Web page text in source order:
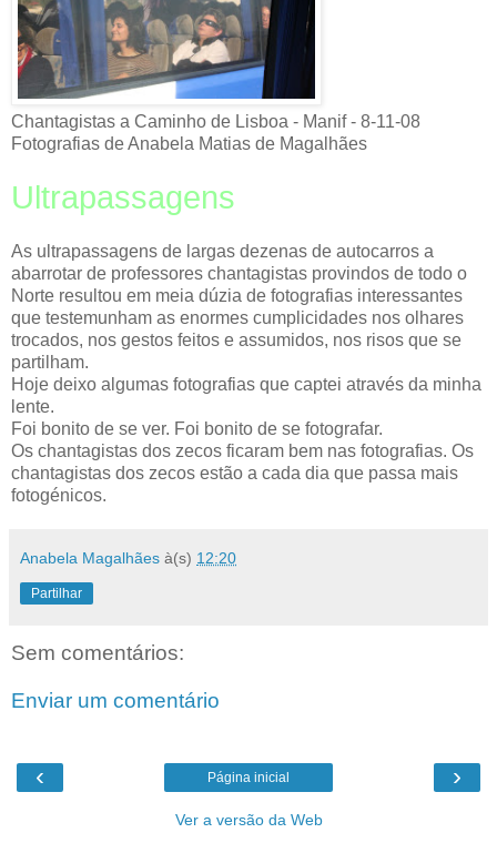
Chantagistas a Caminho de Lisboa - Manif- 8-11-08
Fotografias de Anabela Matias de Magalhães
Ultrapassagens
As ultrapassagens de largas dezenas de autocarros a
abarrotar de professores chantagistas provindos de todo o
Norte resultou em meia dúzia de fotografias interessantes
que testemunham as enormes cumplicidades nos olhares
trocados, nos gestos feitos e assumidos, nos risos que se
partilham.
Hoje deixo algumas fotografias que captei através da minha
lente.
Foi bonito de se ver. Foi bonito de se fotografar.
Os chantagistas dos zecos ficaram bem nas fotografias. Os
chantagistas dos zecos estão a cada dia que passa mais
fotogénicos.
Anabela Magalhães à(s) 12:20
Partilhar
Sem comentários:
Enviar um comentário
‹ ›
Página inicial
Ver a versão da Web